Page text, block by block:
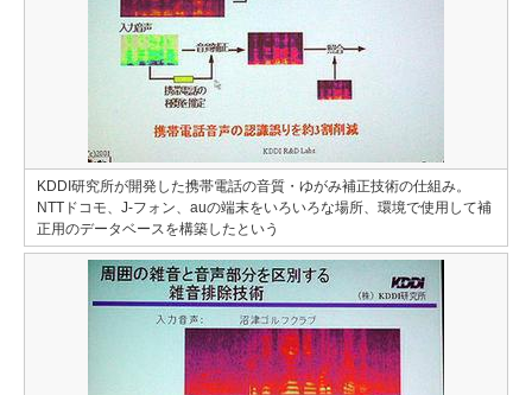
KDDI研究所が開発した携帯電話の音質・ゆがみ補正技術の仕組み。
NTTドコモ、J-フォン、auの端末をいろいろな場所、環境で使用して補
正用のデータベースを構築したという